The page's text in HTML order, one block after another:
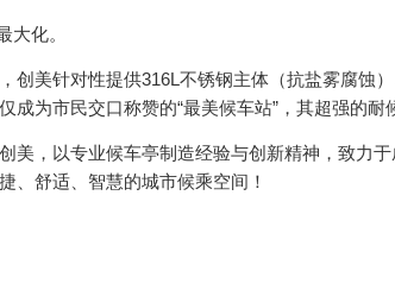
化。
美针对性提供316L不锈钢主体（抗盐雾腐蚀
为市民交口称赞的“最美候车站”，其超强的耐
，以专业候车亭制造经验与创新精神，致力于
、舒适、智慧的城市候乘空间！